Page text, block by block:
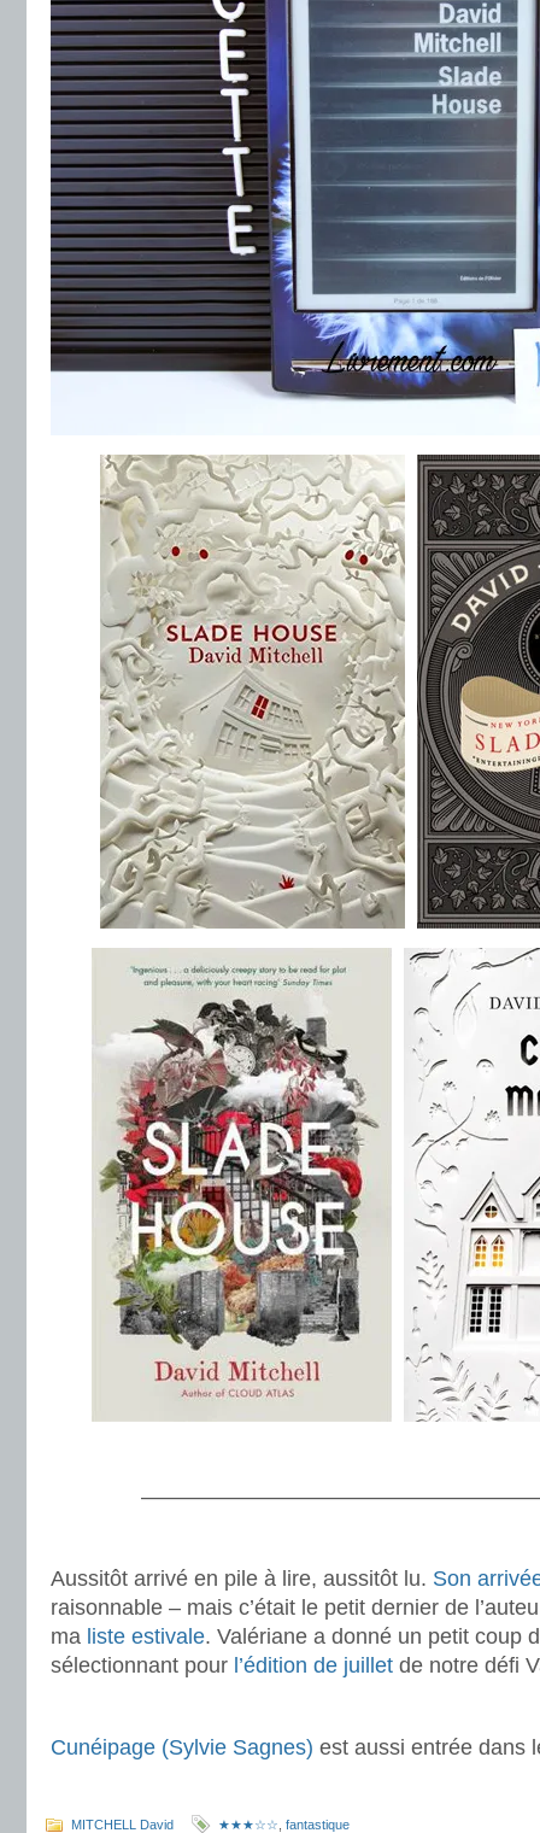
Aussitôt arrivé en pile à lire, aussitôt lu. Son
raisonnable – mais c’était le petit dernier de
ma liste estivale. Valériane a donné un petit coup
sélectionnant pour l’édition de juillet de notre défi
Cunéipage (Sylvie Sagnes) est aussi entrée dans
MITCHELL David ★★★☆☆ fantastique